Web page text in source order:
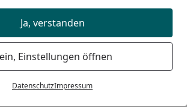
Ja, verstanden
Einstellungen öffnen
DatenschutzImpressum
Sie müssen sich mit genau der
mit der Sie sich für den
registriert haben, abmelden.
aus dem Bereich